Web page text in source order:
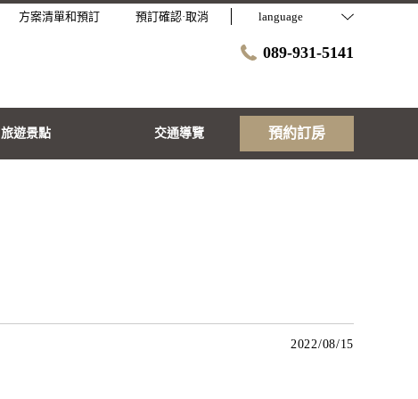
方案清單和預訂 預訂確認·取消 language
089-931-5141
旅遊景點 交通導覽 預約訂房
2022/08/15